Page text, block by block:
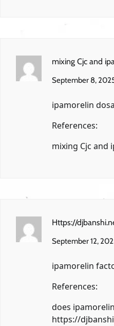
mixing Cjc and
September 8,
ipamorelin
References:
mixing Cjc and
Https://
September 12,
ipamorelin
References:
does
https://